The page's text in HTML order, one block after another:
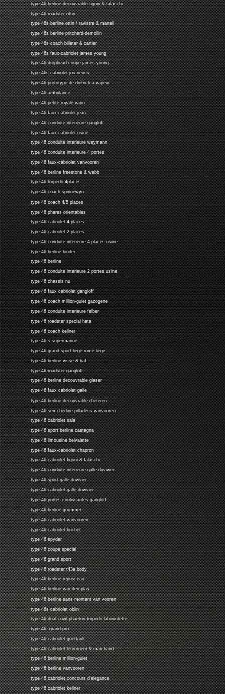
type 46 berline decouvrable figoni & falaschi
type 46 roadster ottin
type 46s berline ottin / ravistre & martel
type 46s berline pritchard-demollin
type 46s coach billeter & cartier
type 46s faux-cabriolet james young
type 46 drophead coupe james young
type 46s cabriolet jos neuss
type 46 prototype de dietrich a vapeur
type 46 ambulance
type 46 petite royale varin
type 46 faux-cabriolet jean
type 46 conduite interieure gangloff
type 46 faux-cabriolet usine
type 46 conduite interieure weymann
type 46 conduite interieure 4 portes
type 46 faux-cabriolet vanvooren
type 46 berline freestone & webb
type 46 torpedo 4places
type 46 coach spinnewyn
type 46 coach 4/5 places
type 46 phares orientables
type 46 cabriolet 4 places
type 46 cabriolet 2 places
type 46 conduite interieure 4 places usine
type 46 berline binder
type 46 berline
type 46 conduite interieure 2 portes usine
type 46 chassis nu
type 46 faux cabriolet gangloff
type 46 coach million-guiet gazogene
type 46 conduite interieure felber
type 46 roadster special hata
type 46 coach kellner
type 46 s supermarine
type 46 grand-sport liege-rome-liege
type 46 berline visse & haf
type 46 roadster gangloff
type 46 berline decouvrable glaser
type 46 faux cabriolet galle
type 46 berline decouvrable d'ieteren
type 46 semi-berline pillarless vanvooren
type 46 cabriolet sala
type 46 sport berline castagna
type 46 limousine belvalette
type 46 faux-cabriolet chapron
type 46 cabriolet figoni & falaschi
type 46 conduite interieure galle-duvivier
type 46 sport galle-duvivier
type 46 cabriolet galle-duvivier
type 46 portes coulissantes gangloff
type 46 berline grummer
type 46 cabriolet vanvooren
type 46 cabriolet brichet
type 46 spyder
type 46 coupe special
type 46 grand sport
type 46 roadster t43a body
type 46 berline repusseau
type 46 berline van den plas
type 46 berline sans montant van vooren
type 46s cabriolet oblin
type 46 dual cowl phaeton torpedo labourdette
type 46 "grand-prix"
type 46 cabriolet guettault
type 46 cabriolet letourneur & marchand
type 46 berline million-guiet
type 46 berline vanvooren
type 46 cabriolet concours d'elegance
type 46 cabriolet kellner